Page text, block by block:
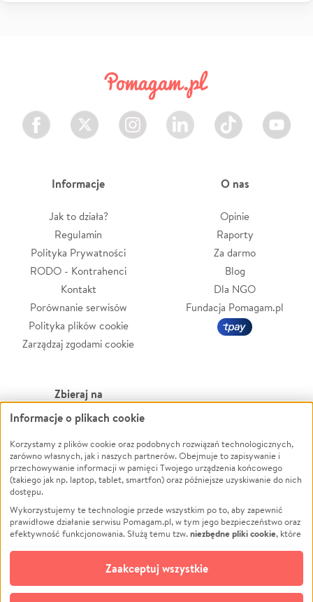
Facebook Twitter Instagram LinkedIn TikTok Youtube
Informacje
Jak to działa?
Regulamin
Polityka Prywatności
RODO - Kontrahenci
Kontakt
Porównanie serwisów
Polityka plików cookie
Zarządzaj zgodami cookie
O nas
Opinie
Raporty
Za darmo
Blog
Dla NGO
Fundacja Pomagam.pl
Zbieraj na
Leczenie
Zwierzęta
Pożar
Ukraina
Pomoc Finansowa
Projekty
Pogrzeb
Społeczność lokalna
Kultura
Powódź
Wichura
NGO
Edukacja
Podróż
Impreza
Ochrona środowiska
Biznes
Informacje o plikach cookie
Korzystamy z plików cookie oraz podobnych rozwiązań technologicznych,
zarówno własnych, jak i naszych partnerów. Obejmuje to zapisywanie i
przechowywanie informacji w pamięci Twojego urządzenia końcowego
(takiego jak np. laptop, tablet, smartfon) oraz późniejsze uzyskiwanie do nich
dostępu.
Wykorzystujemy te technologie przede wszystkim po to, aby zapewnić
prawidłowe działanie serwisu Pomagam.pl, w tym jego bezpieczeństwo oraz
efektywność funkcjonowania. Służą temu tzw.niezbędne pliki cookie, które
opcjonalnych plików cookie
technologii do celów analitycznych i retargetingowych. Możesz wyrazić
zgodę na ich stosowanie lub jej odmówić. W dowolnym momencie masz
Zaakceptuj wszystkie